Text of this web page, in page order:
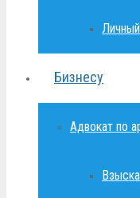
Бизнесу
Адвокат по